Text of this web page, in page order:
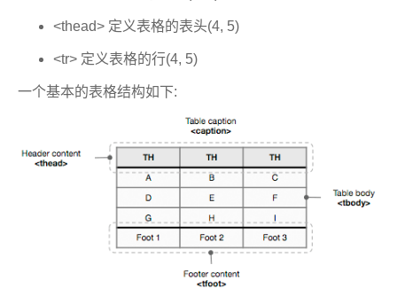
<thead> 定义表格的表头(4, 5)
<tr> 定义表格的行(4, 5)
一个基本的表格结构如下: